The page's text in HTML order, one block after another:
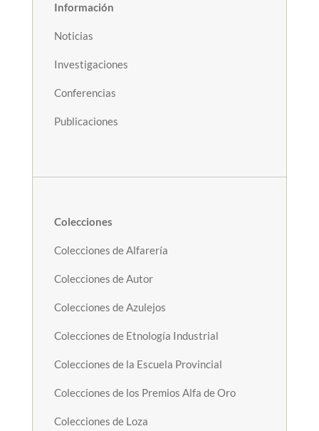
Información
Noticias
Investigaciones
Conferencias
Publicaciones
Colecciones
Colecciones de Alfarería
Colecciones de Autor
Colecciones de Azulejos
Colecciones de Etnología Industrial
Colecciones de la Escuela Provincial
Colecciones de los Premios Alfa de Oro
Colecciones de Loza